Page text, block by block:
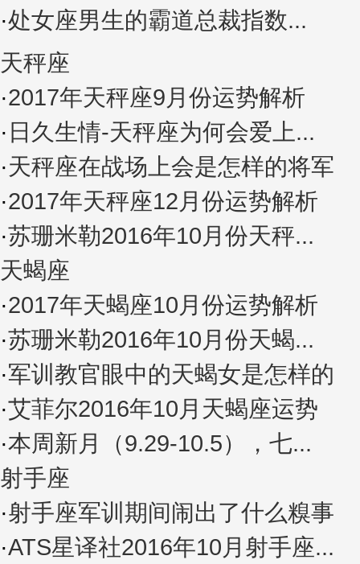
·处女座男生的霸道总裁指数...
天秤座
·2017年天秤座9月份运势解析
· 日久生情-天秤座为何会爱上...
·天秤座在战场上会是怎样的将军
·2017年天秤座12月份运势解析
·苏珊米勒2016年10月份天秤...
天蝎座
·2017年天蝎座10月份运势解析
·苏珊米勒2016年10月份天蝎...
·军训教官眼中的天蝎女是怎样的
·艾菲尔2016年10月天蝎座运势
·本周新月（9.29-10.5），七...
射手座
·射手座军训期间闹出了什么糗事
·ATS星译社2016年10月射手座...